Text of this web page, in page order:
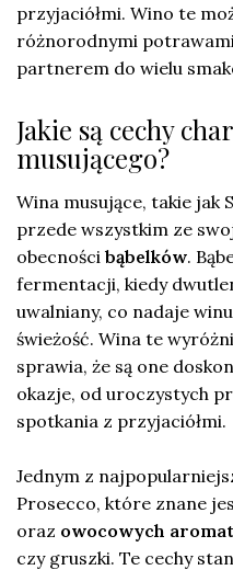
przyjaciółmi. Wino te
różnorodnymi
partnerem do wielu
Jakie są cechy
musującego?
Wina musujące, takie jak
przede wszystkim ze
obecności bąbelków.
fermentacji, kiedy
uwalniany, co nadaje
świeżość. Wina te
sprawia, że są one
okazje, od uroczystych
spotkania z przyjaciółmi.
Jednym z
Prosecco, które znane
oraz owocowych
czy gruszki. Te cechy